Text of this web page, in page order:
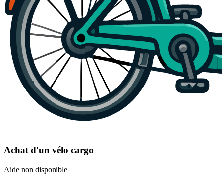
Achat d'un vélo cargo
Aide non disponible